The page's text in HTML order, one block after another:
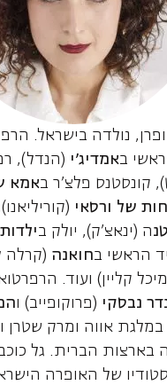
נולדה בישראל.
באמדיג'י (הנדל),
קונסטנס פלצ'ר באמא
של ורסאי
ה (ינאצ'ק), יולק ב
הראשי בחואנה (קרלה
קליין) ועוד.
נבסקי (פרוקופייב) ו
אווה ומרק שטרן
בארצות הברית. גל
של האופרה